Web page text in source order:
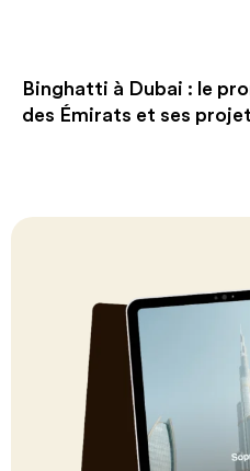
Binghatti à Dubai : le
des Émirats et ses